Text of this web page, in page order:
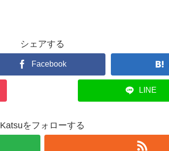
シェアする
Facebook
LINE
Katsuをフォローする